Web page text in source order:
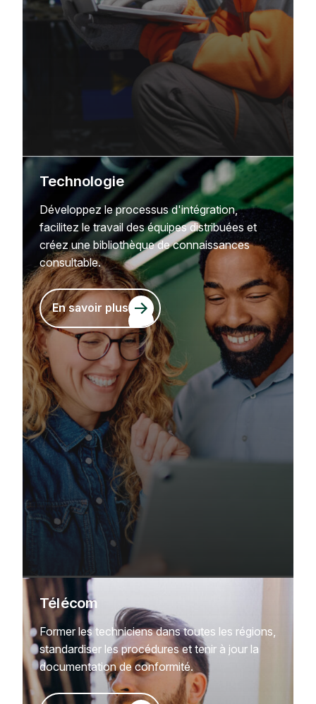
Technologie
Développez le processus d'intégration,
facilitez le travail des équipes distribuées et
créez une bibliothèque de connaissances
consultable.
En savoir plus
Télécom
Former les techniciens dans toutes les régions,
standardiser les procédures et tenir à jour la
documentation de conformité.